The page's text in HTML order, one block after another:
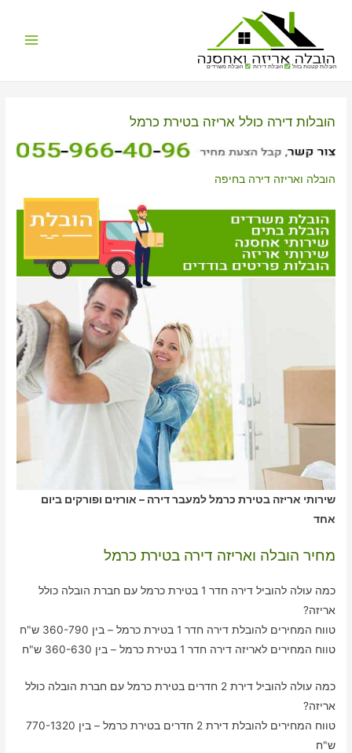
הובלות קטנות בזול הובלת דירות הובלת משרדים
הובלות דירה כולל אריזה בטירת כרמל
הובלה ואריזה דירה בחיפה
שירותי אריזה בטירת כרמל למעבר דירה – אורזים ופורקים ביום
אחד
מחיר הובלה ואריזה דירה בטירת כרמל
כמה עולה להוביל דירה חדר 1 בטירת כרמל עם חברת הובלה כולל
אריזה?
טווח המחירים להובלת דירה חדר 1 בטירת כרמל – בין 360-790 ש"ח
טווח המחירים לאריזה דירה חדר 1 בטירת כרמל – בין 360-630 ש"ח
כמה עולה להוביל דירת 2 חדרים בטירת כרמל עם חברת הובלה כולל
אריזה?
טווח המחירים להובלת דירת 2 חדרים בטירת כרמל – בין 770-1320
ש"ח